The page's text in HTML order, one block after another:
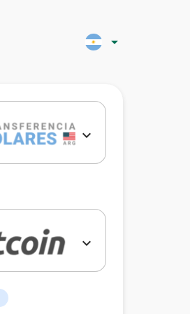
arrow_drop_down
expand_more
expand_more